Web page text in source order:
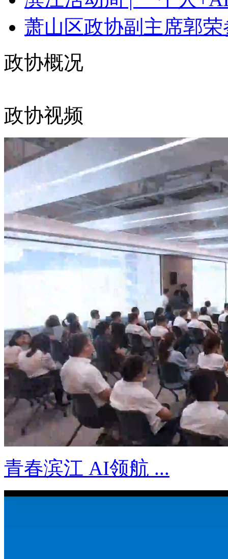
萧山区政协副主席郭
政协概况
政协视频
青春滨江 AI领航 ...